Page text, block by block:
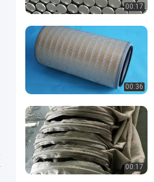
00:17
00:36
00:17